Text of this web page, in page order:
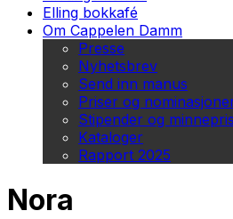
Elling bokkafé
Om Cappelen Damm
Presse
Nyhetsbrev
Send inn manus
Priser og
Stipender og
Kataloger
Rapport 2025
Nora